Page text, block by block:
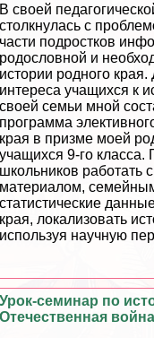
В своей
столкнулась с
части подростков
родословной и
истории родного края.
интереса учащихся к
своей семьи мной
программа
края в призме моей
учащихся 9-го класса.
школьников работать
материалом,
статистические
края, локализовать
используя научную
Урок-семинар по
Отечественная война